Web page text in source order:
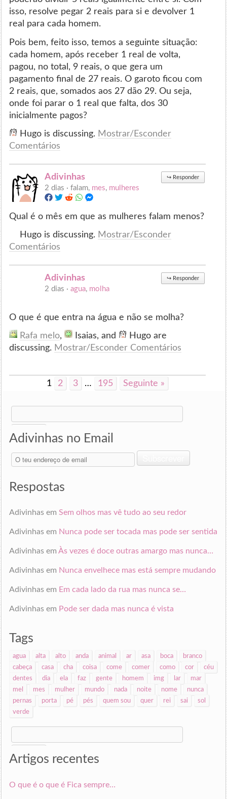
isso, resolve pegar 2 reais para si e devolver 1
real para cada homem.
Pois bem, feito isso, temos a seguinte situação:
cada homem, após receber 1 real de volta,
pagou, no total, 9 reais, o que gera um
pagamento final de 27 reais. O garoto ficou com
2 reais, que, somados aos 27 dão 29. Ou seja,
onde foi parar o 1 real que falta, dos 30
inicialmente pagos?
Hugo is discussing. Mostrar/Esconder
Comentários
Adivinhas ↪ Responder
2 dias ·falam, mes, mulheres
Qual é o mês em que as mulheres falam menos?
Hugo is discussing. Mostrar/Esconder
Comentários
Adivinhas ↪ Responder
2 dias ·agua, molha
O que é que entra na água e não se molha?
Rafa melo, Isaias, and
Hugo are
discussing. Mostrar/Esconder Comentários
1 2 3 … 195 Seguinte »
Search
for:
Adivinhas no Email
O
teu
de
Respostas
Adivinhasem Sem olhos mas vê tudo ao seu redor
Adivinhasem Nunca pode ser tocada mas pode ser sentida
Adivinhasem Às vezes é doce outras amargo mas nunca…
Adivinhasem Nunca envelhece mas está sempre mudando
Adivinhasem Em cada lado da rua mas nunca se…
Adivinhasem Pode ser dada mas nunca é vista
Tags
agua alta alto anda animal ar asa boca
branco
cabeça
casa cha coisa come comer como cor
céu
dentes
dia ela faz gente homem img lar
mar
mel
mes mulher mundo nada noite nome
nunca
pernas
porta pé pés quem sou quer rei sai
sol
verde
Search
for:
Artigos recentes
O que é o que é Fica sempre…